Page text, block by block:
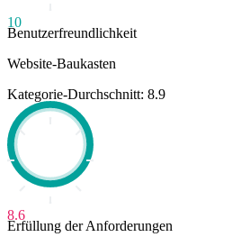
10
Benutzerfreundlichkeit
Website-Baukasten
Kategorie-Durchschnitt: 8.9
8.6
Erfüllung der Anforderungen